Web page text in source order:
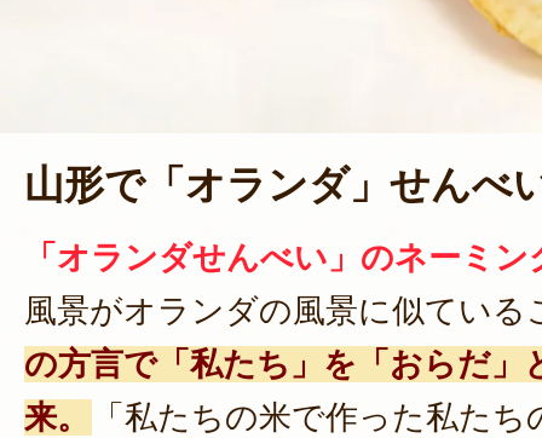
山形で「オランダ」せんべ
「オランダせんべい」のネーミン
風景がオランダの風景に似ている
の方言で「私たち」を「おらだ」
来。
「私たちの米で作った私た